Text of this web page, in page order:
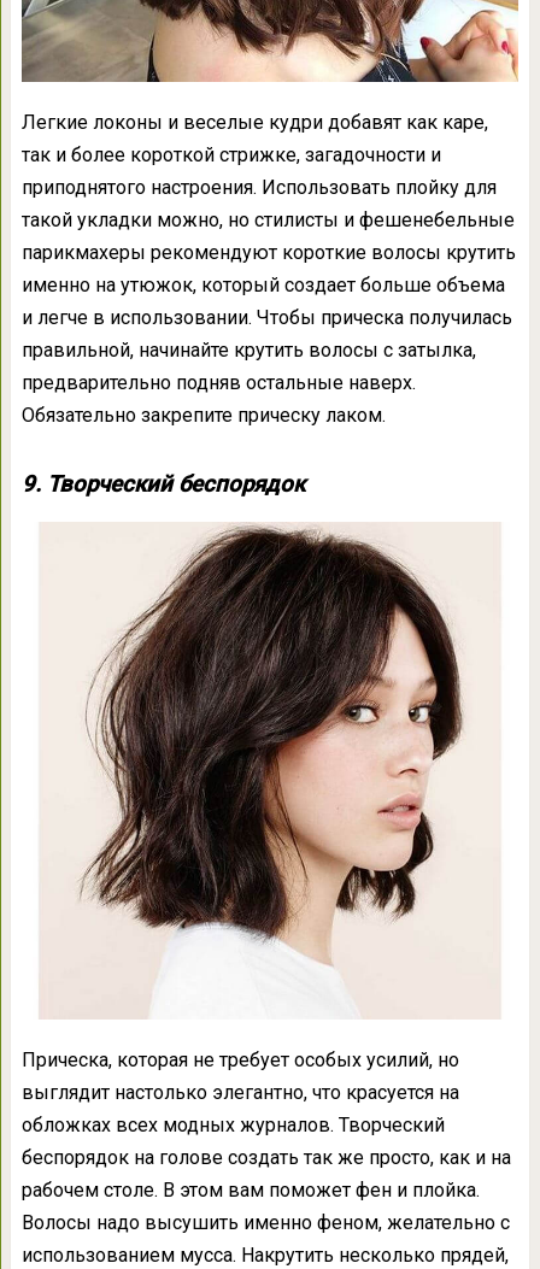
Легкие локоны и веселые кудри добавят как каре,
так и более короткой стрижке, загадочности и
приподнятого настроения. Использовать плойку для
такой укладки можно, но стилисты и фешенебельные
парикмахеры рекомендуют короткие волосы крутить
именно на утюжок, который создает больше объема
и легче в использовании. Чтобы прическа получилась
правильной, начинайте крутить волосы с затылка,
предварительно подняв остальные наверх.
Обязательно закрепите прическу лаком.
9. Творческий беспорядок
Прическа, которая не требует особых усилий, но
выглядит настолько элегантно, что красуется на
обложках всех модных журналов. Творческий
беспорядок на голове создать так же просто, как и на
рабочем столе. В этом вам поможет фен и плойка.
Волосы надо высушить именно феном, желательно с
использованием мусса. Накрутить несколько прядей,